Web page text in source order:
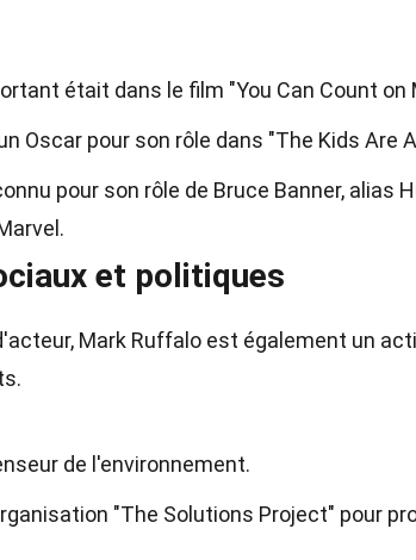
était dans le film "You Can Count on
Oscar pour son rôle dans "The Kids Are
pour son rôle de Bruce Banner, alias
et politiques
Mark Ruffalo est également un
de l'environnement.
"The Solutions Project" pour